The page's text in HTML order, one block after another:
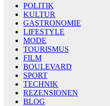
POLITIK
KULTUR
GASTRONOMIE
LIFESTYLE
MODE
TOURISMUS
FILM
BOULEVARD
SPORT
TECHNIK
REZENSIONEN
BLOG